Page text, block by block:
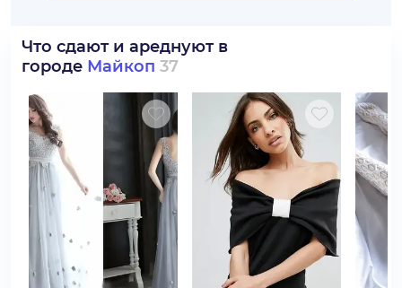
Что сдают и ареднуют в
городе Майкоп 37